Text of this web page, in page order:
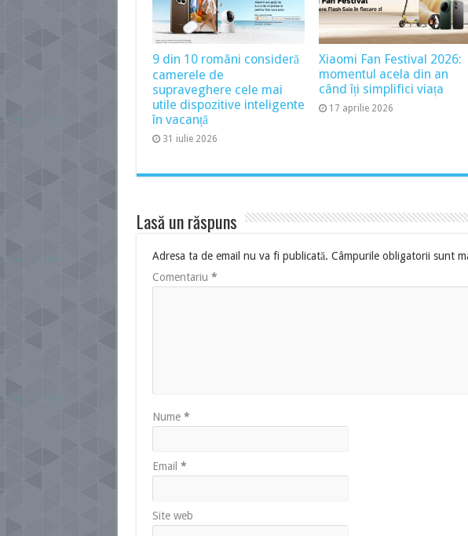
9 din 10 români consideră
camerele de
supraveghere cele mai
utile dispozitive inteligente
în vacanță
31 iulie 2026
Xiaomi Fan Festival 2026:
momentul acela din an
când îți simplifici viața
17 aprilie 2026
Lasă un răspuns
Adresa ta de email nu va fi publicată. Câmpurile obligatorii sunt
Comentariu *
Nume *
Email *
Site web